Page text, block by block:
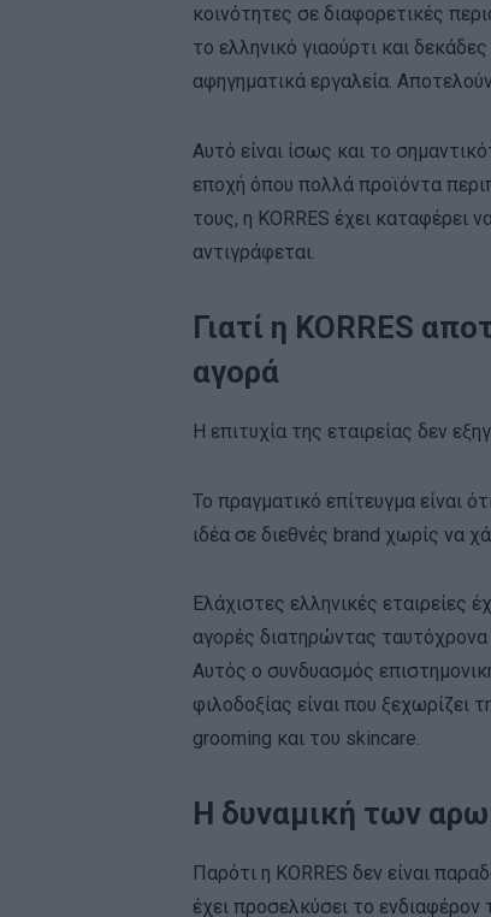
κοινότητες σε διαφορετικές
το ελληνικό γιαούρτι και
αφηγηματικά εργαλεία.
Αυτό είναι ίσως και το
εποχή όπου πολλά προϊόντα
τους, η KORRES έχει καταφέρει
αντιγράφεται.
Γιατί η KORRES
αγορά
Η επιτυχία της εταιρείας δεν
Το πραγματικό επίτευγμα είναι
ιδέα σε διεθνές brand χωρίς να
Ελάχιστες ελληνικές εταιρείες
αγορές διατηρώντας
Αυτός ο συνδυασμός
φιλοδοξίας είναι που
grooming και του skincare.
Η δυναμική των
Παρότι η KORRES δεν είναι
έχει προσελκύσει το ενδιαφέρον